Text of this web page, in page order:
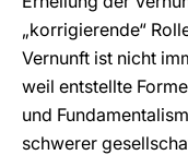
„korrigierende“
Vernunft ist nicht
weil entstellte
und
schwerer